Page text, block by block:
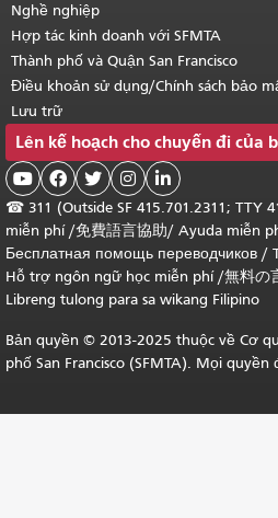
Nghề nghiệp
Hợp tác kinh doanh với SFMTA
Thành phố và Quận San Francisco
Điều khoản sử dụng/Chính sách bảo
Lưu trữ
Lên kế hoạch cho chuyến đi của
    
☎ 311 (Outside SF 415.701.2311;
miễn phí /免費語言協助/ Ayuda miễn
Бесплатная помощь переводчиков /
Hỗ trợ ngôn ngữ học miễn phí/無料の
Libreng tulong para sa wikang Filipino
Bản quyền © 2013-2025 thuộc về Cơ
phố San Francisco (SFMTA). Mọi